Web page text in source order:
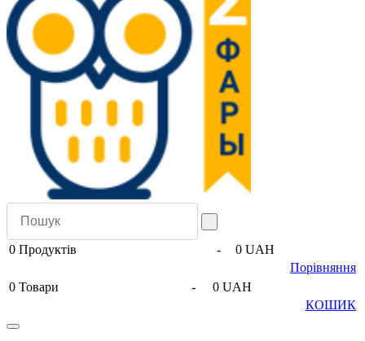
0 Продуктів -
0 UAH
Порівняння
0 Товари -
0 UAH
КОШИК